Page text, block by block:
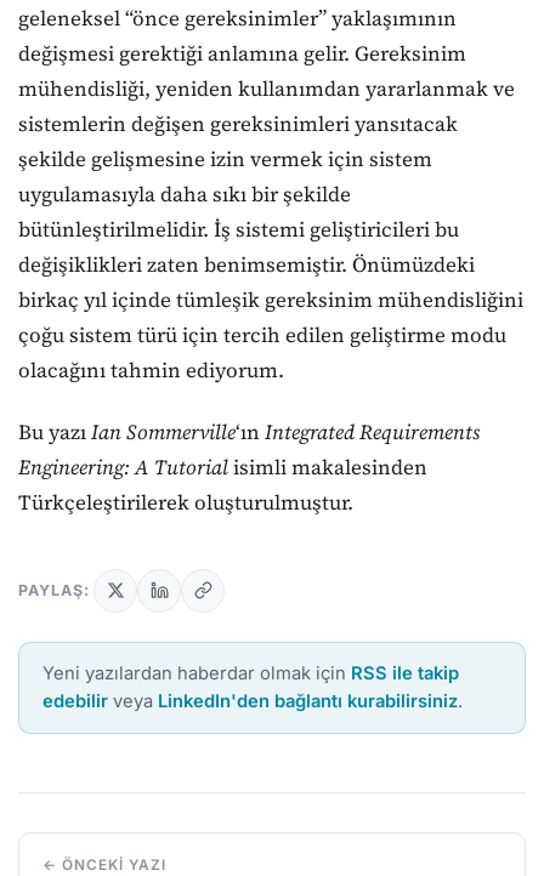
geleneksel “önce gereksinimler” yaklaşımının
değişmesi gerektiği anlamına gelir. Gereksinim
mühendisliği, yeniden kullanımdan yararlanmak ve
sistemlerin değişen gereksinimleri yansıtacak
şekilde gelişmesine izin vermek için sistem
uygulamasıyla daha sıkı bir şekilde
bütünleştirilmelidir. İş sistemi geliştiricileri bu
değişiklikleri zaten benimsemiştir. Önümüzdeki
birkaç yıl içinde tümleşik gereksinim mühendisliğini
çoğu sistem türü için tercih edilen geliştirme modu
olacağını tahmin ediyorum.
Bu yazıIan Sommerville‘ın Integrated Requirements
Engineering: A Tutorialisimli makalesinden
Türkçeleştirilerek oluşturulmuştur.
PAYLAŞ:
Yeni yazılardan haberdar olmak için RSS ile takip
edebilir veya LinkedIn'den bağlantı kurabilirsiniz.
← ÖNCEKI YAZI